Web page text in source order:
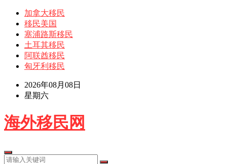
加拿大移民
移民美国
塞浦路斯移民
土耳其移民
阿联酋移民
匈牙利移民
2026年08月08日
星期六
海外移民网